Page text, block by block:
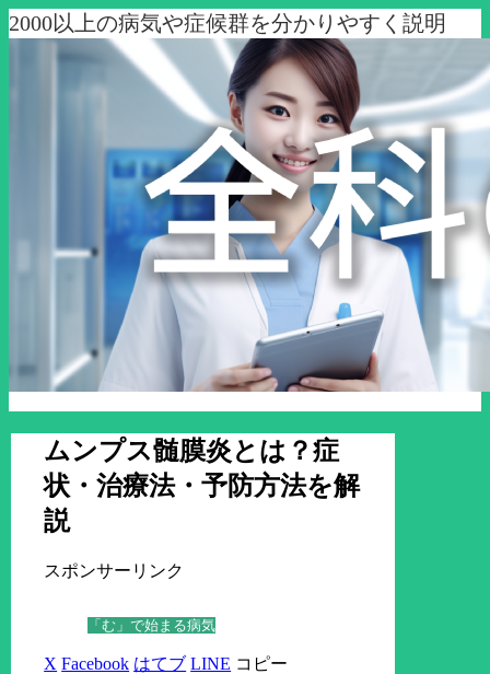
2000以上の病気や症候群を分かりやすく説明
ムンプス髄膜炎とは？症
状・治療法・予防方法を解
説
スポンサーリンク
「む」で始まる病気
X Facebook はてブ LINE コピー